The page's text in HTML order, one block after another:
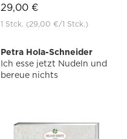
29,00 €
1 Stck. (29,00 €/1 Stck.)
Petra Hola-Schneider
Ich esse jetzt Nudeln und
bereue nichts